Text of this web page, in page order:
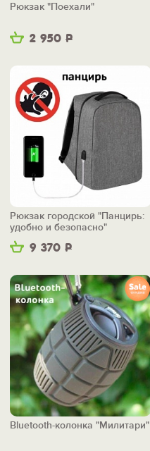
2 950 Р
Рюкзак "Поехали"
9 370 Р
Рюкзак городской "Панцирь:
удобно и безопасно"
Bluetooth-колонка "Милитари"